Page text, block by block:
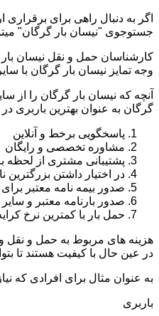
اگر به دنبال راهی برای
جستوجوی "نیسان بار گرگان"
کارشناسان حمل و نقل نیسان
وجه تمایز نیسان بار گرگان با
آنچه که نیسان بار گرگان را از
گرگان به عنوان بهترین باربری در
پاسخگویی برخط و آنلاین
مشاوره تخصصی و رایگان
پشتیبانی مشتری از لحظه
در اختیار داشتن
صدور بیمه نامه معتبر برای
صدور بارنامه معتبر و
حمل بار با کمترین نرخ
هزینه های مربوط به حمل و نقل و
در عین حال با کیفیت هستند تا
به عنوان مثال برای افرادی که
باربری